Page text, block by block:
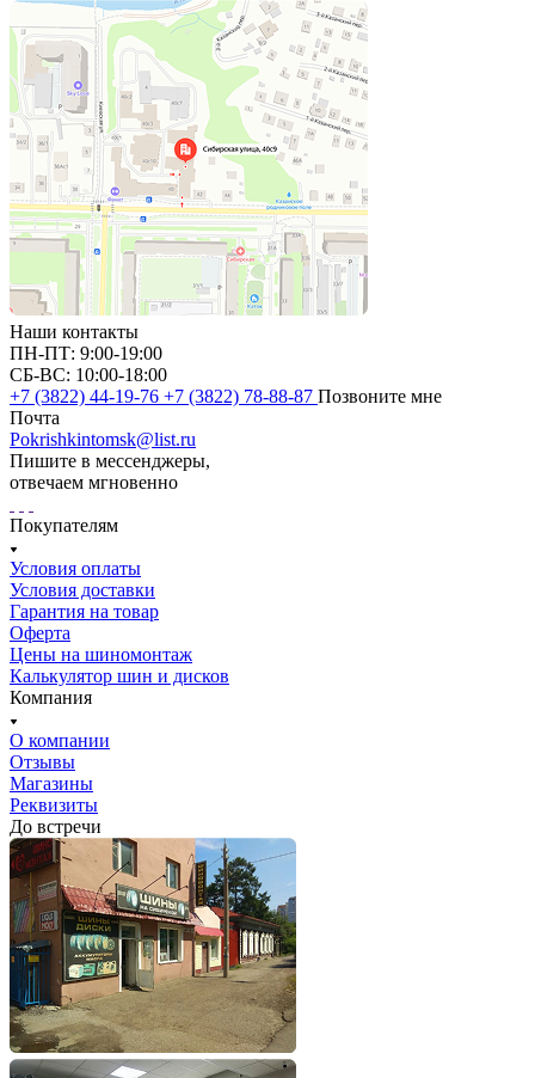
Наши контакты
ПН-ПТ: 9:00-19:00
СБ-ВС: 10:00-18:00
+7 (3822) 44-19-76 +7 (3822) 78-88-87 Позвоните мне
Почта
Pokrishkintomsk@list.ru
Пишите в мессенджеры,
отвечаем мгновенно
Покупателям
Условия оплаты
Условия доставки
Гарантия на товар
Оферта
Цены на шиномонтаж
Калькулятор шин и дисков
Компания
О компании
Отзывы
Магазины
Реквизиты
До встречи